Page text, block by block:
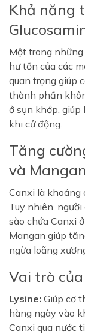
Khả năng
Một trong
hư tổn của các
quan trọng giúp
thành phần
ở sụn khớp, giúp
khi cử động.
Tăng
và Mangan
Canxi là khoáng
Tuy nhiên,
sào chứa Canxi
Mangan giúp
ngừa loãng
Vai trò
Lysine: Giúp cơ
hàng ngày vào
Canxi qua nước